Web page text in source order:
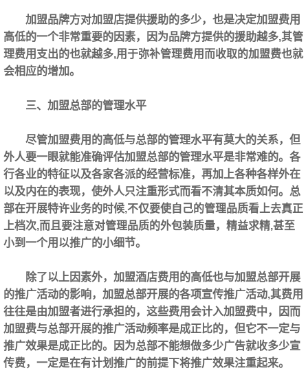
加盟品牌方对加盟店提供援助的多少，也是决定加盟费用
高低的一个非常重要的因素，因为品牌方提供的援助越多,其管
理费用支出的也就越多,用于弥补管理费用而收取的加盟费也就
会相应的增加。
三、加盟总部的管理水平
尽管加盟费用的高低与总部的管理水平有莫大的关系，但
外人要一眼就能准确评估加盟总部的管理水平是非常难的。各
行各业的特征以及各家各派的经营标准，再加上各种各样外在
以及内在的表现，使外人只注重形式而看不清其本质如何。总
部在开展特许业务的时候,不仅要使自己的管理品质看上去真正
上档次,而且要注意对管理品质的外包装质量，精益求精,甚至
小到一个用以推广的小细节。
除了以上因素外，加盟酒店费用的高低也与加盟总部开展
的推广活动的影响，加盟总部开展的各项宣传推广活动,其费用
往往是由加盟者进行承担的，这些费用会计入加盟费中，因而
加盟费与总部开展的推广活动频率是成正比的，但它不一定与
推广效果是成正比的。因为总部不能想做多少广告就收多少宣
传费，一定是在有计划推广的前提下将推广效果注重起来。